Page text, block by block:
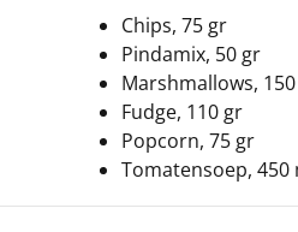
Chips, 75 gr
Pindamix, 50 gr
Marshmallows,
Fudge, 110 gr
Popcorn, 75 gr
Tomatensoep, 450